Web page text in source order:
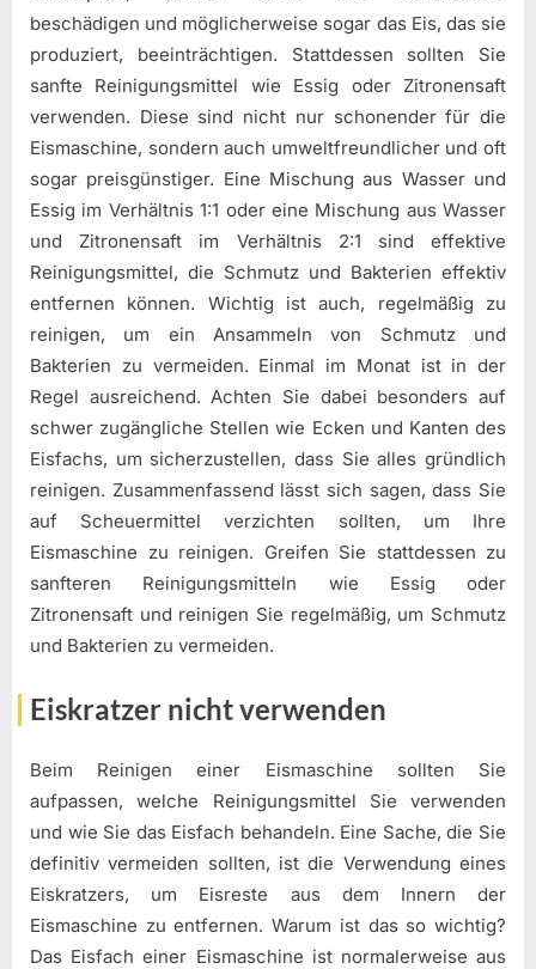
beschädigen und möglicherweise sogar das Eis, das sie
produziert, beeinträchtigen. Stattdessen sollten Sie
sanfte Reinigungsmittel wie Essig oder Zitronensaft
verwenden. Diese sind nicht nur schonender für die
Eismaschine, sondern auch umweltfreundlicher und oft
sogar preisgünstiger. Eine Mischung aus Wasser und
Essig im Verhältnis 1:1 oder eine Mischung aus Wasser
und Zitronensaft im Verhältnis 2:1 sind effektive
Reinigungsmittel, die Schmutz und Bakterien effektiv
entfernen können. Wichtig ist auch, regelmäßig zu
reinigen, um ein Ansammeln von Schmutz und
Bakterien zu vermeiden. Einmal im Monat ist in der
Regel ausreichend. Achten Sie dabei besonders auf
schwer zugängliche Stellen wie Ecken und Kanten des
Eisfachs, um sicherzustellen, dass Sie alles gründlich
reinigen. Zusammenfassend lässt sich sagen, dass Sie
auf Scheuermittel verzichten sollten, um Ihre
Eismaschine zu reinigen. Greifen Sie stattdessen zu
sanfteren Reinigungsmitteln wie Essig oder
Zitronensaft und reinigen Sie regelmäßig, um Schmutz
und Bakterien zu vermeiden.
Eiskratzer nicht verwenden
Beim Reinigen einer Eismaschine sollten Sie
aufpassen, welche Reinigungsmittel Sie verwenden
und wie Sie das Eisfach behandeln. Eine Sache, die Sie
definitiv vermeiden sollten, ist die Verwendung eines
Eiskratzers, um Eisreste aus dem Innern der
Eismaschine zu entfernen. Warum ist das so wichtig?
Das Eisfach einer Eismaschine ist normalerweise aus